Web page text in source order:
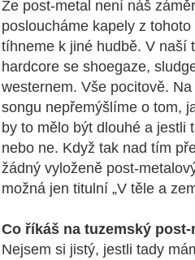
Že post-metal není náš
posloucháme kapely z
tíhneme k jiné hudbě. V naší
hardcore se shoegaze,
westernem. Vše pocitově.
songu nepřemýšlíme o tom,
by to mělo být dlouhé a jestli
nebo ne. Když tak nad tím
žádný vyloženě post-
možná jen titulní „V těle a
Co říkáš na tuzemský post-
Nejsem si jistý, jestli tady